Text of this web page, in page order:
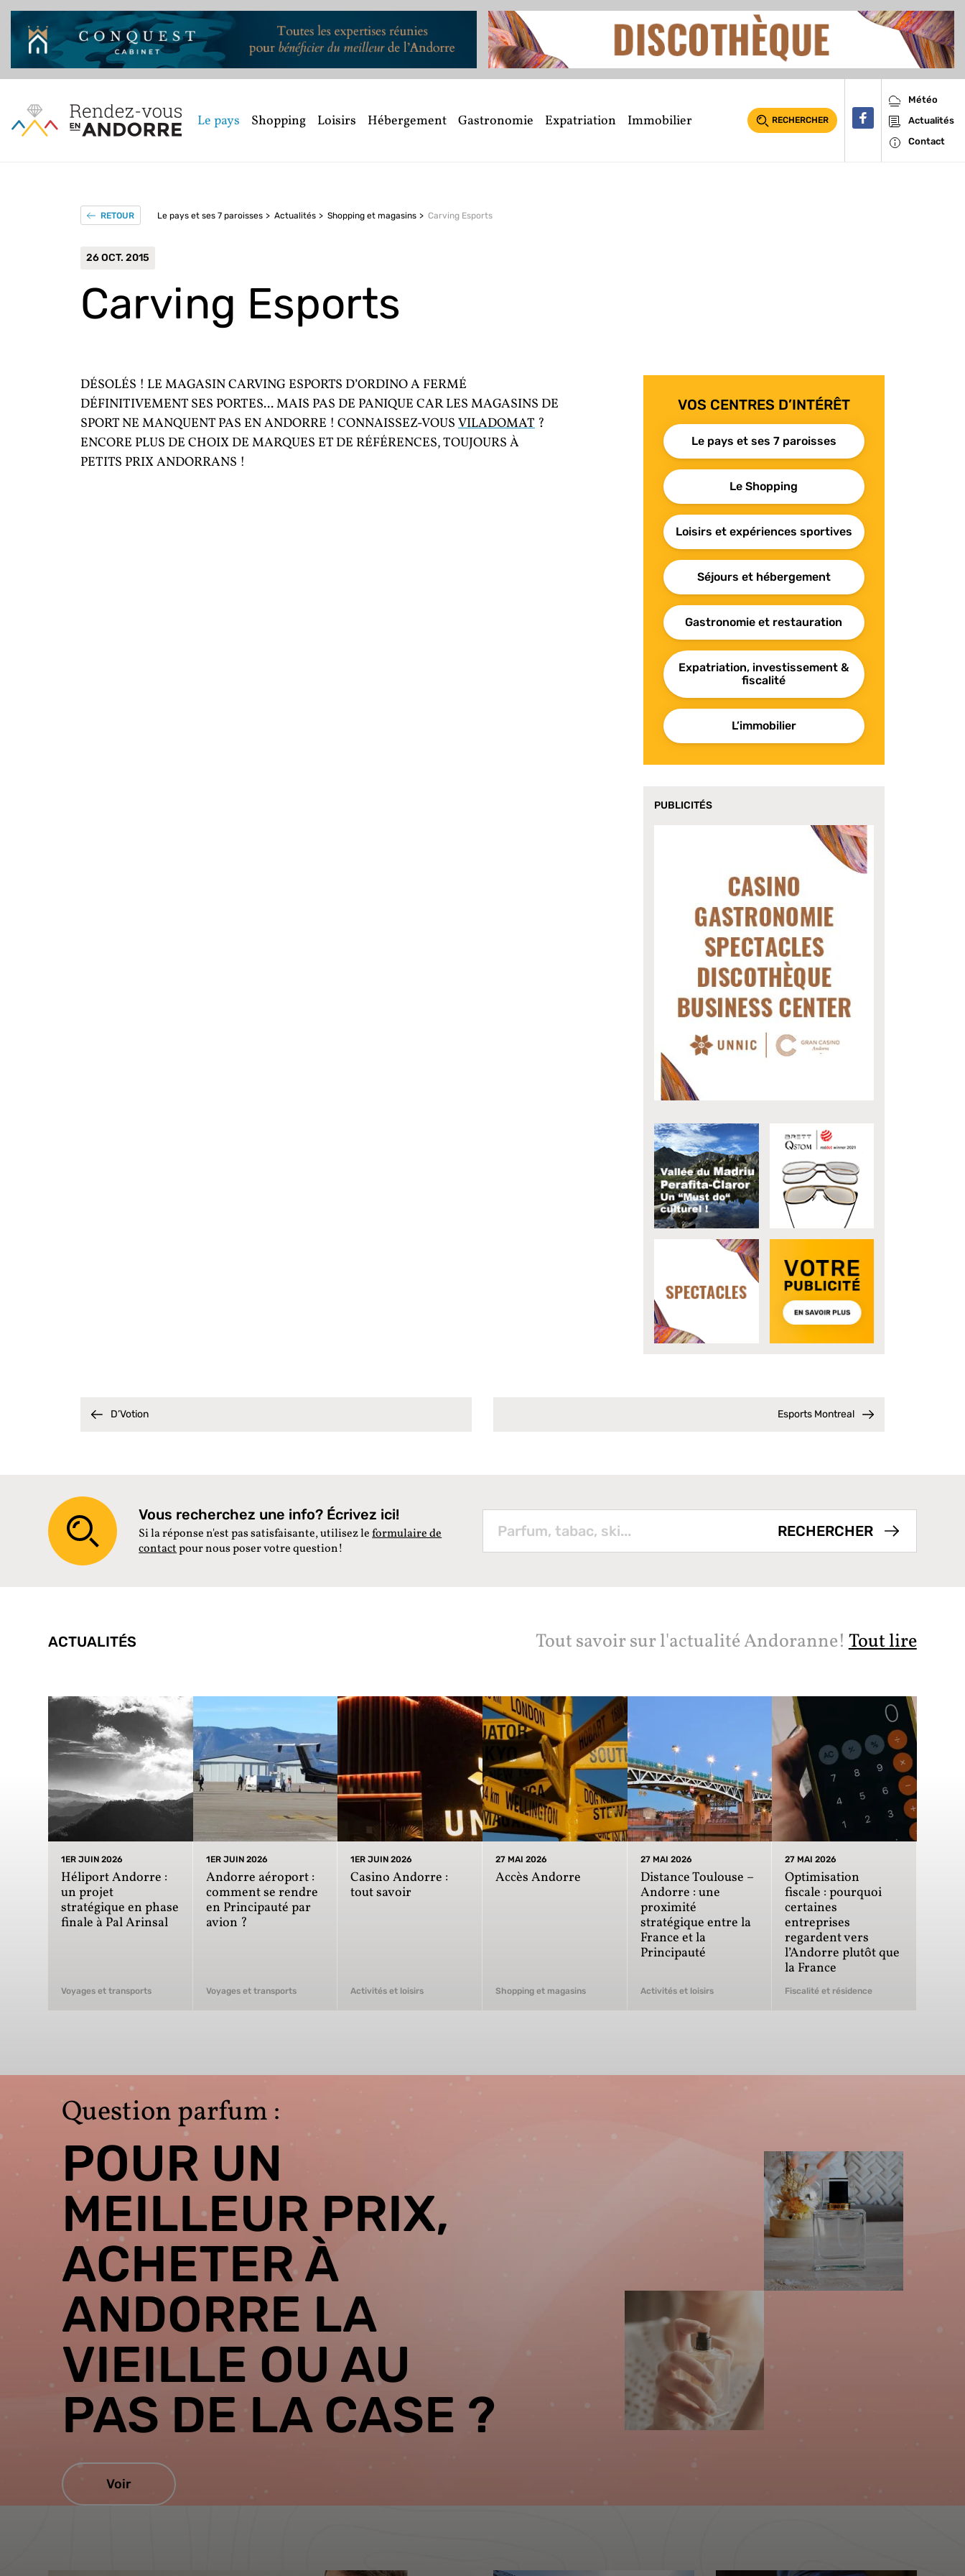
Le pays Shopping Loisirs Hébergement Gastronomie Expatriation Immobilier RECHERCHER
Météo
Actualités
Contact
RETOUR Le pays et ses 7 paroisses Actualités Shopping et magasins Carving Esports
26 OCT. 2015
Carving Esports
DÉSOLÉS ! LE MAGASIN CARVING ESPORTS D’ORDINO A FERMÉ
DÉFINITIVEMENT SES PORTES... MAIS PAS DE PANIQUE CAR LES MAGASINS DE
SPORT NE MANQUENT PAS EN ANDORRE ! CONNAISSEZ-VOUS VILADOMAT ?
ENCORE PLUS DE CHOIX DE MARQUES ET DE RÉFÉRENCES, TOUJOURS À
PETITS PRIX ANDORRANS !
VOS CENTRES D’INTÉRÊT
Le pays et ses 7 paroisses
Le Shopping
Loisirs et expériences sportives
Séjours et hébergement
Gastronomie et restauration
Expatriation, investissement &
fiscalité
L’immobilier
PUBLICITÉS
D’Votion Esports Montreal
Vous recherchez une info? Écrivez ici!
Si la réponse n'est pas satisfaisante, utilisez leformulaire de
contactpour nous poser votre question!
ACTUALITÉS Tout savoir sur l'actualité Andoranne!Tout lire
1ER JUIN 2026
Héliport Andorre :
un projet
stratégique en phase
finale à Pal Arinsal
Voyages et transports
1ER JUIN 2026
Andorre aéroport :
comment se rendre
en Principauté par
avion ?
Voyages et transports
1ER JUIN 2026
Casino Andorre :
tout savoir
Activités et loisirs
27 MAI 2026
Accès Andorre
Shopping et magasins
27 MAI 2026
Distance Toulouse –
Andorre : une
proximité
stratégique entre la
France et la
Principauté
Activités et loisirs
27 MAI 2026
Optimisation
fiscale : pourquoi
certaines
entreprises
regardent vers
l’Andorre plutôt que
la France
Fiscalité et résidence
Question parfum :
POUR UN
MEILLEUR PRIX,
ACHETER À
ANDORRE LA
VIEILLE OU AU
PAS DE LA CASE ?
Voir